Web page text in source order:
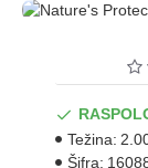
Težina:
Šifra: